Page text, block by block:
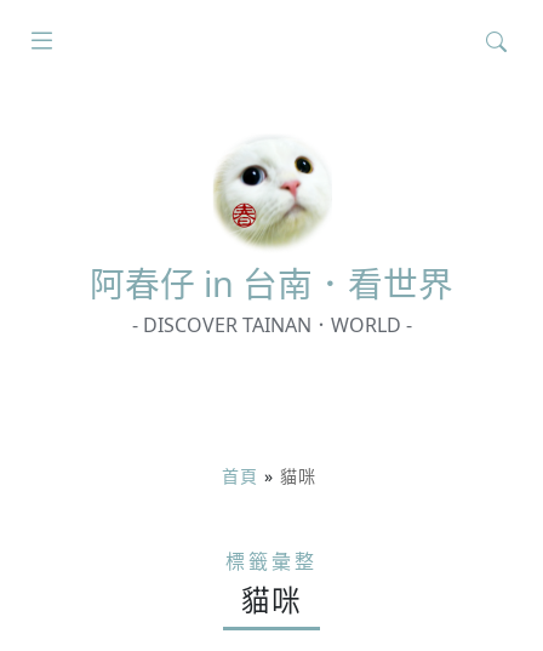
阿春仔 in 台南．看世界
- DISCOVER TAINAN．WORLD -
首頁 » 貓咪
標籤彙整
貓咪